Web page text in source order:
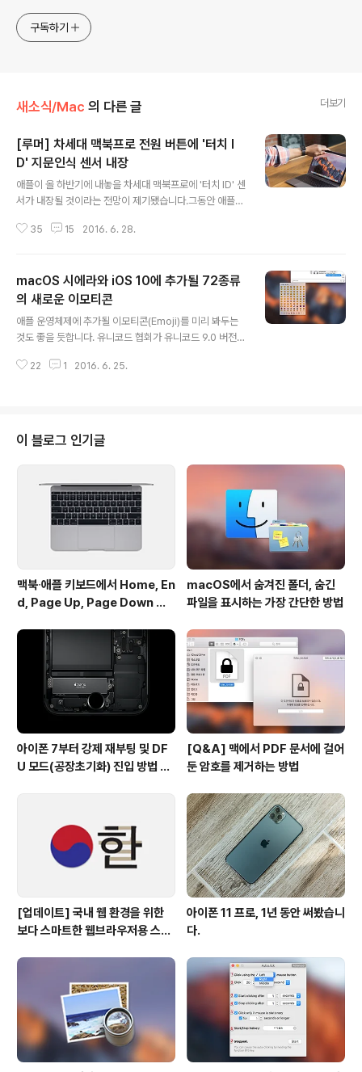
구독하기
새소식/Mac 의 다른 글 더보기
[루머] 차세대 맥북프로 전원 버튼에 '터치 I
D' 지문인식 센서 내장
애플이 올 하반기에 내놓을 차세대 맥북프로에 '터치 ID' 센
서가 내장될 것이라는 전망이 제기됐습니다.그동안 애플
은 자체 소식통을 인용해 차세대 맥북프로에 터치 ID 센서
니다.애플은 지난 6월에 개최한 WWDC에서 차세대 맥 운
영체제 'macOS 시에라'를 발표하면서 애플 워치로 맥의
잠금을 해제하는 것을 시연한 바 있습니다. 단순히 애플 워
치를 손목에 차고 맥 앞에 앉으면 저절로 맥의 잠금이 자동
애플워치가 없는 사람도 전원 버튼에 손가락을 올리는 것
35 15 2016. 6. 28.
macOS 시에라와 iOS 10에 추가될 72종류
의 새로운 이모티콘
애플 운영체제에 추가될 이모티콘(Emoji)를 미리 봐두는
것도 좋을 듯합니다. 유니코드 협회가 유니코드 9.0 버전에
드 협회는 국제 문자코드 규약 표준을 운영 관리하는 비영
이모티콘이 새롭게 등장했습니다. 사람 형태로는 구역질하
는 표정, 의아해하는 표정, 침 흘리는 표정, 댄서, 셀카를 찍
는 동작이 추가됐는데, 해외판 짤방 사진격인 '밈(Mem
e)'에 자주 등장하는 이마에 손을 얹고 있는 캐릭터도 보입
니다. 메달과 레슬링, 수구, 펜싱, 무술 도복 등 다가올 브라
질 리우 올림픽..
22 1 2016. 6. 25.
이 블로그 인기글
맥북∙애플 키보드에서 Home, En
d, Page Up, Page Down 키
macOS에서 숨겨진 폴더, 숨긴
파일을 표시하는 가장 간단한 방법
아이폰 7부터 강제 재부팅 및 DF
U 모드(공장초기화) 진입 방법 변
[Q&A] 맥에서 PDF 문서에 걸어
둔 암호를 제거하는 방법
[업데이트] 국내 웹 환경을 위한
보다 스마트한 웹브라우저용 스타
아이폰 11 프로, 1년 동안 써봤습니
다.